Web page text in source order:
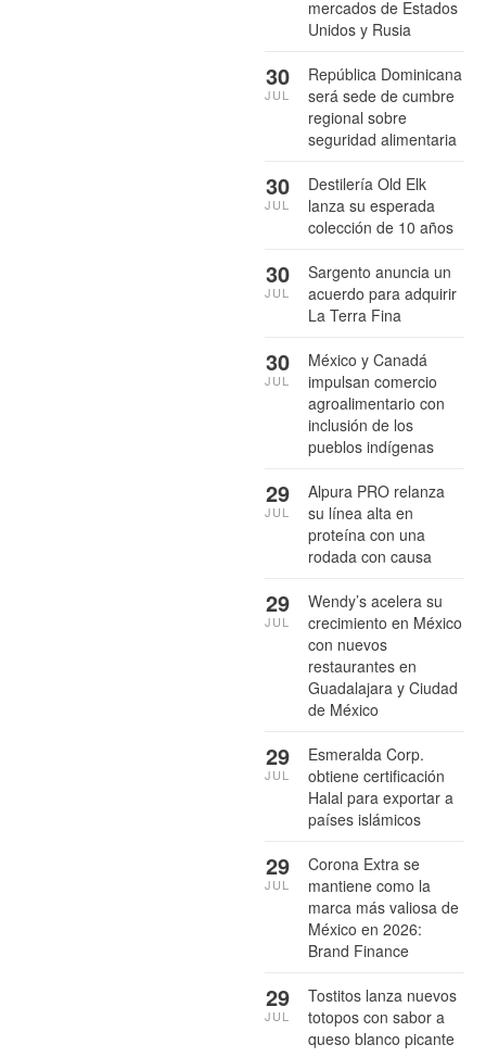
mercados de Estados
Unidos y Rusia
República Dominicana
será sede de cumbre
regional sobre
seguridad alimentaria
30
JUL
Destilería Old Elk
lanza su esperada
colección de 10 años
30
JUL
Sargento anuncia un
acuerdo para adquirir
La Terra Fina
30
JUL
México y Canadá
impulsan comercio
agroalimentario con
inclusión de los
pueblos indígenas
30
JUL
Alpura PRO relanza
su línea alta en
proteína con una
rodada con causa
29
JUL
Wendy’s acelera su
crecimiento en México
con nuevos
restaurantes en
Guadalajara y Ciudad
de México
29
JUL
Esmeralda Corp.
obtiene certificación
Halal para exportar a
países islámicos
29
JUL
Corona Extra se
mantiene como la
marca más valiosa de
México en 2026:
Brand Finance
29
JUL
Tostitos lanza nuevos
totopos con sabor a
queso blanco picante
29
JUL